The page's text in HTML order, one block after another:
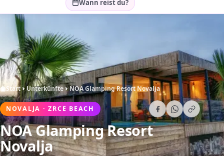
Wann reist du?
GÄSTE
2 OK
Start Unterkünfte NOA Glamping Resort Novalja
NOVALJA · ZRCE BEACH
NOA Glamping Resort
Novalja